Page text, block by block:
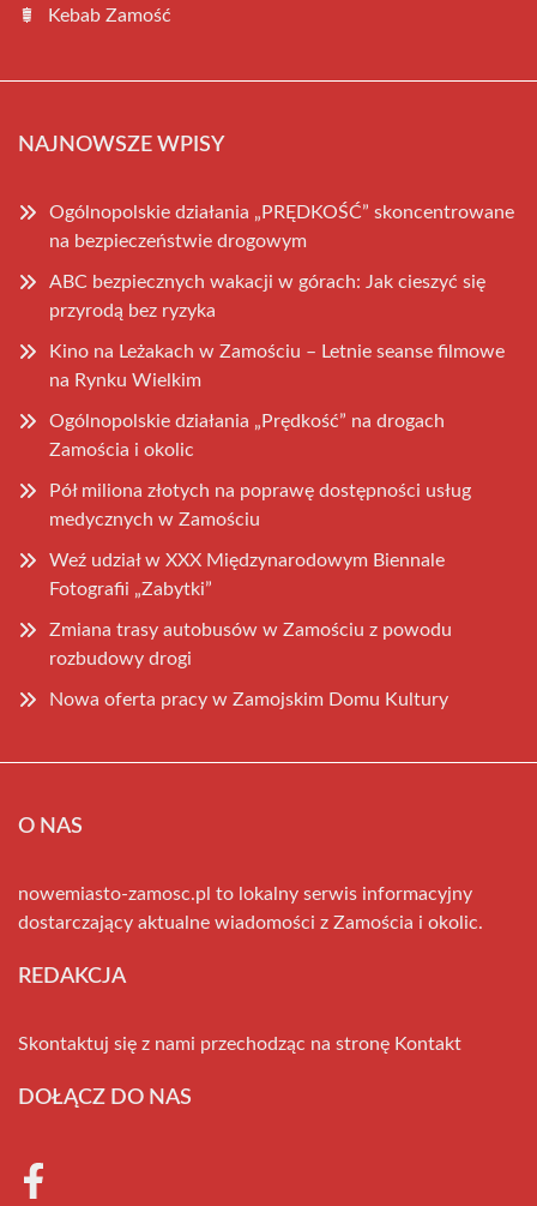
Kebab Zamość
NAJNOWSZE WPISY
Ogólnopolskie działania „PRĘDKOŚĆ” skoncentrowane
na bezpieczeństwie drogowym
ABC bezpiecznych wakacji w górach: Jak cieszyć się
przyrodą bez ryzyka
Kino na Leżakach w Zamościu – Letnie seanse filmowe
na Rynku Wielkim
Ogólnopolskie działania „Prędkość” na drogach
Zamościa i okolic
Pół miliona złotych na poprawę dostępności usług
medycznych w Zamościu
Weź udział w XXX Międzynarodowym Biennale
Fotografii „Zabytki”
Zmiana trasy autobusów w Zamościu z powodu
rozbudowy drogi
Nowa oferta pracy w Zamojskim Domu Kultury
O NAS
nowemiasto-zamosc.pl to lokalny serwis informacyjny
dostarczający aktualne wiadomości z Zamościa i okolic.
REDAKCJA
Skontaktuj się z nami przechodząc na stronę Kontakt
DOŁĄCZ DO NAS